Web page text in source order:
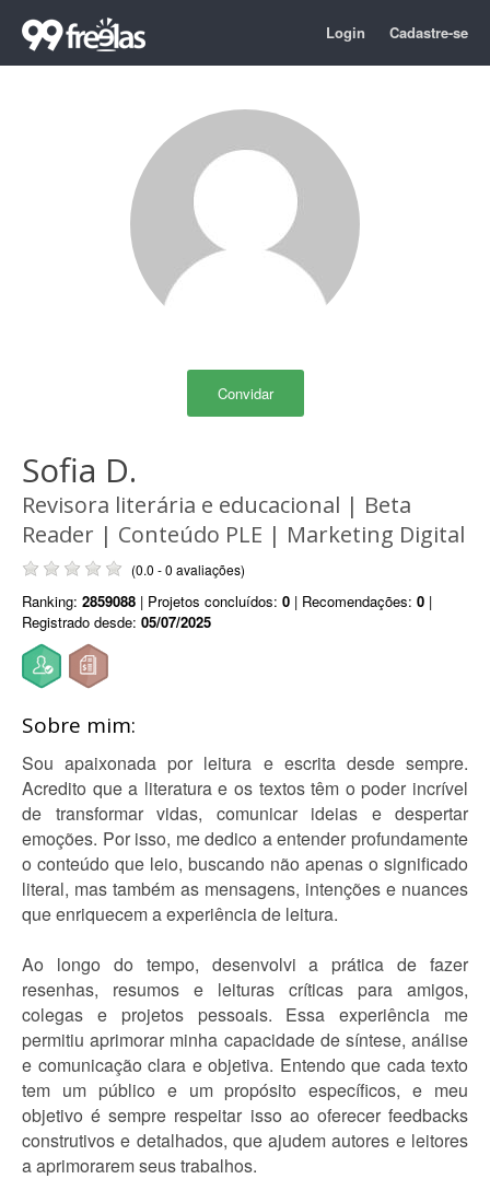
Login Cadastre-se
Convidar
Sofia D.
Revisora literária e educacional | Beta
Reader | Conteúdo PLE | Marketing Digital
(0.0 - 0 avaliações)
Ranking: 2859088 | Projetos concluídos: 0 | Recomendações: 0 |
Registrado desde: 05/07/2025
Sobre mim:
Sou apaixonada por leitura e escrita desde sempre.
Acredito que a literatura e os textos têm o poder incrível
de transformar vidas, comunicar ideias e despertar
emoções. Por isso, me dedico a entender profundamente
o conteúdo que leio, buscando não apenas o significado
literal, mas também as mensagens, intenções e nuances
que enriquecem a experiência de leitura.
Ao longo do tempo, desenvolvi a prática de fazer
resenhas, resumos e leituras críticas para amigos,
colegas e projetos pessoais. Essa experiência me
permitiu aprimorar minha capacidade de síntese, análise
e comunicação clara e objetiva. Entendo que cada texto
tem um público e um propósito específicos, e meu
objetivo é sempre respeitar isso ao oferecer feedbacks
construtivos e detalhados, que ajudem autores e leitores
a aprimorarem seus trabalhos.